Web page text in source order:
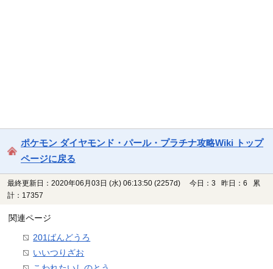
ポケモン ダイヤモンド・パール・プラチナ攻略Wiki トップ
ページに戻る
最終更新日：2020年06月03日 (水) 06:13:50 (2257d)
今日：3 昨日：6 累
計：17357
関連ページ
201ばんどうろ
いいつりざお